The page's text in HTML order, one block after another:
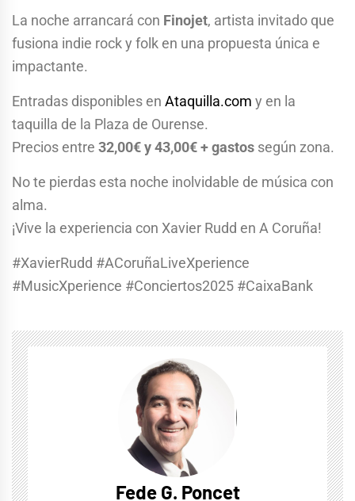
La noche arrancará con Finojet, artista invitado que
fusiona indie rock y folk en una propuesta única e
impactante.
Entradas disponibles en Ataquilla.com y en la
taquilla de la Plaza de Ourense.
Precios entre 32,00€ y 43,00€ + gastos según zona.
No te pierdas esta noche inolvidable de música con
alma.
¡Vive la experiencia con Xavier Rudd en A Coruña!
#XavierRudd #ACoruñaLiveXperience
#MusicXperience #Conciertos2025 #CaixaBank
Fede G. Poncet